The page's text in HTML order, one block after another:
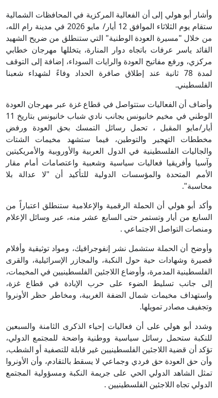
وأشار أبو هولي إلى أن الفعالية المركزية في المحافظات الشمالية
ستقام يوم الثلاثاء الموافق 12 أيار/ مايو 2026 في مدينة رام الله،
من خلال "مسيرة العودة الوطنية" التي ستنطلق من ضريح الشهيد
القائد ياسر عرفات باتجاه دوار المنارة، يتخللها مهرجان خطابي
مركزي، ورفع مفاتيح العودة والرايات السوداء، إضافة إلى التوقف
لمدة 78 ثانية عند إطلاق صافرة الحداد وفاءً لشهداء شعبنا
الفلسطيني.
وأضاف أن الفعاليات ستتواصل في قطاع غزة عبر مهرجان العودة
الوطني في مخيم خانيونس بجانب نادي شباب خانيونس بتاريخ 11
أيار/مايو المقبل ، تحمل رسائل التمسك بحق العودة ورفض
مخططات التهجير والتوطين، فيما ستشهد مخيمات الشتات
والجاليات الفلسطينية في الدول العربية والأوروبية والأمريكيتين
وآسيا وأفريقيا فعاليات سياسية وشعبية واعتصامات أمام مقار
الأمم المتحدة والمؤسسات الدولية للتأكيد أن "لا عدالة بلا
محاسبة".
وأكد أبو هولي أن الحملة الرقمية والإعلامية ستنطلق اعتباراً من
السابع من أيار وتستمر حتى السابع عشر منه، عبر وسائل الإعلام
ومنصات التواصل الاجتماعي .
وأوضح أن الحملة ستشمل نشر إنفوجرافيك، ومواد توثيقية وأفلام
قصيرة وشهادات حية حول النكبة، والمجازر الإسرائيلية، والقرى
الفلسطينية المدمرة، وأوضاع اللاجئين الفلسطينيين في المخيمات،
إلى جانب تسليط الضوء على حرب الإبادة في قطاع غزة،
واستهداف مخيمات شمال الضفة الغربية، ومخاطر حظر الأونروا
وتجفيف مصادر تمويلها.
وشدد أبو هولي على أن فعاليات إحياء الذكرى الثامنة والسبعين
للنكبة ستحمل رسائل سياسية ووطنية واضحة للمجتمع الدولي،
تؤكد أن قضية اللاجئين الفلسطينيين غير قابلة للتصفية أو الشطب،
وأن حق العودة حق فردي وجماعي لا يسقط بالتقادم، وأن الأونروا
تمثل الشاهد الدولي الحي على جريمة النكبة ومسؤولية المجتمع
الدولي تجاه اللاجئين الفلسطينيين .